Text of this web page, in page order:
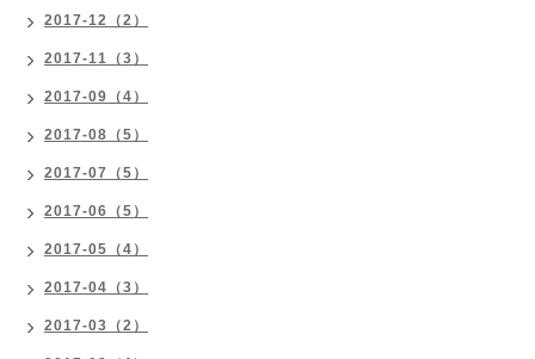
2017-12（2）
2017-11（3）
2017-09（4）
2017-08（5）
2017-07（5）
2017-06（5）
2017-05（4）
2017-04（3）
2017-03（2）